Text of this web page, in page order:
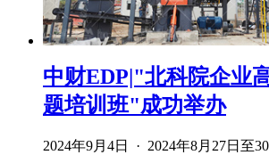
中财EDP|"北科院企业
题培训班"成功举办
2024年9月4日 · 2024年8月27日至